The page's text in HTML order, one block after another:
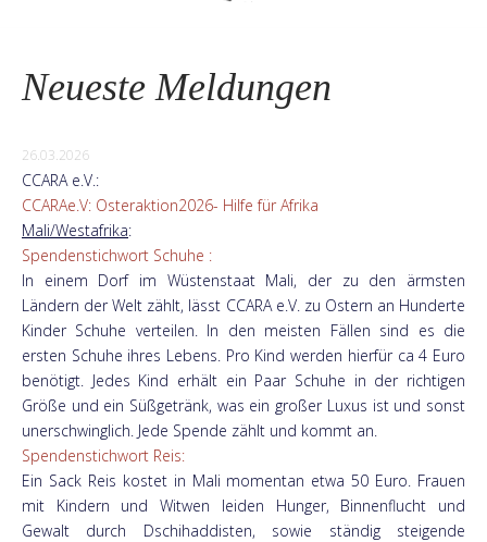
Neueste Meldungen
26.03.2026
CCARA e.V.:
CCARAe.V: Osteraktion2026- Hilfe für Afrika
Mali/Westafrika:
Spendenstichwort Schuhe :
In einem Dorf im Wüstenstaat Mali, der zu den ärmsten
Ländern der Welt zählt, lässt CCARA e.V. zu Ostern an Hunderte
Kinder Schuhe verteilen. In den meisten Fällen sind es die
ersten Schuhe ihres Lebens. Pro Kind werden hierfür ca 4 Euro
benötigt. Jedes Kind erhält ein Paar Schuhe in der richtigen
Größe und ein Süßgetränk, was ein großer Luxus ist und sonst
unerschwinglich. Jede Spende zählt und kommt an.
Spendenstichwort Reis:
Ein Sack Reis kostet in Mali momentan etwa 50 Euro. Frauen
mit Kindern und Witwen leiden Hunger, Binnenflucht und
Gewalt durch Dschihaddisten, sowie ständig steigende